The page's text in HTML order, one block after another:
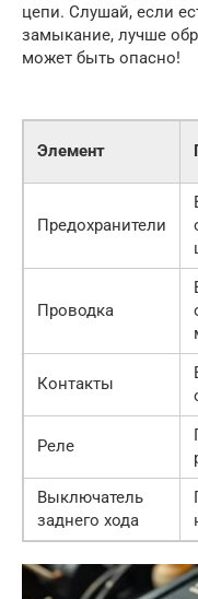
цепи. Слушай, если
замыкание, лучше
может быть опасно!
Элемент
Предохранители
Проводка
Контакты
Реле
Выключатель
заднего хода